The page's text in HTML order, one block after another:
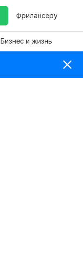
Фрилансеру
Бизнес и жизнь